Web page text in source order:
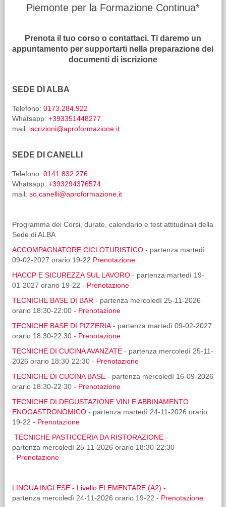
Piemonte per la Formazione Continua*
Prenota il tuo corso o contattaci. Ti daremo un
appuntamento per supportarti nella preparazione dei
documenti di iscrizione
SEDE DI ALBA
Telefono: 0173.284.922
Whatsapp: +393351448277
mail: iscrizioni@aproformazione.it
SEDE DI CANELLI
Telefono: 0141.832.276
Whatsapp: +393294376574
mail: so.canelli@aproformazione.it
Programma dei Corsi, durate, calendario e test attitudinali della
Sede di ALBA
ACCOMPAGNATORE CICLOTURISTICO- partenza martedì
09-02-2027 orario 19-22 Prenotazione
HACCP E SICUREZZA SUL LAVORO- partenza martedì 19-
01-2027 orario 19-22 - Prenotazione
TECNICHE BASE DI BAR- partenza mercoledì 25-11-2026
orario 18:30-22:00 - Prenotazione
TECNICHE BASE DI PIZZERIA- partenza martedì 09-02-2027
orario 18:30-22:30 - Prenotazione
TECNICHE DI CUCINA AVANZATE- partenza mercoledì 25-11-
2026 orario 18:30-22:30 - Prenotazione
TECNICHE DI CUCINA BASE - partenza mercoledì 16-09-2026
orario 18:30-22:30 - Prenotazione
TECNICHE DI DEGUSTAZIONE VINI E ABBINAMENTO
ENOGASTRONOMICO- partenza martedì 24-11-2026 orario
19-22 - Prenotazione
TECNICHE PASTICCERIA DA RISTORAZIONE-
partenza mercoledì 25-11-2026 orario 18:30-22:30
- Prenotazione
LINGUA INGLESE - Livello ELEMENTARE (A2) -
partenza mercoledì 24-11-2026 orario 19-22 - Prenotazione